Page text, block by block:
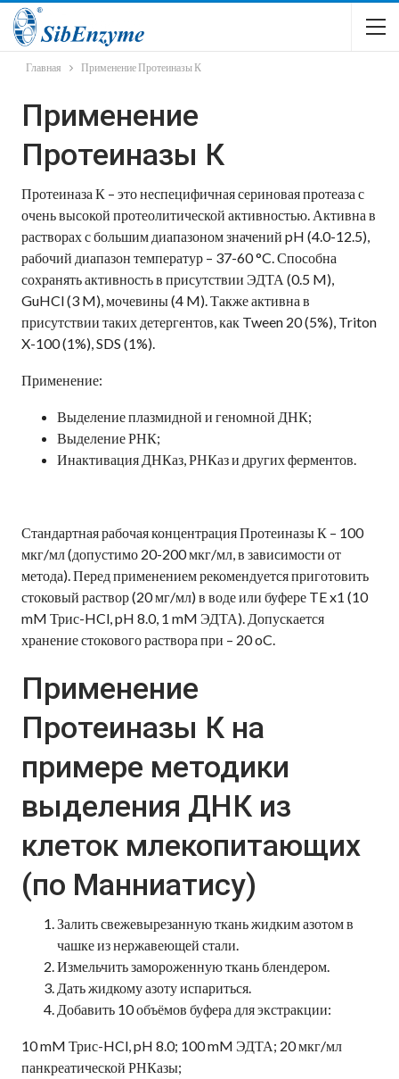
Главная Применение Протеиназы К
Применение
Протеиназы К
Протеиназа К – это неспецифичная сериновая протеаза с
очень высокой протеолитической активностью. Активна в
растворах с большим диапазоном значений pH (4.0-12.5),
рабочий диапазон температур – 37-60 °C. Способна
сохранять активность в присутствии ЭДТА (0.5 M),
GuHCl (3 M), мочевины (4 M). Также активна в
присутствии таких детергентов, как Tween 20 (5%), Triton
X-100 (1%), SDS (1%).
Применение:
Выделение плазмидной и геномной ДНК;
Выделение РНК;
Инактивация ДНКаз, РНКаз и других ферментов.
Стандартная рабочая концентрация Протеиназы К – 100
мкг/мл (допустимо 20-200 мкг/мл, в зависимости от
метода). Перед применением рекомендуется приготовить
стоковый раствор (20 мг/мл) в воде или буфере TE x1 (10
mM Трис-HCl, pH 8.0, 1 mM ЭДТА). Допускается
хранение стокового раствора при – 20 oC.
Применение
Протеиназы К на
примере методики
выделения ДНК из
клеток млекопитающих
(по Манниатису)
Залить свежевырезанную ткань жидким азотом в
чашке из нержавеющей стали.
Измельчить замороженную ткань блендером.
Дать жидкому азоту испариться.
Добавить 10 объёмов буфера для экстракции:
10 mM Трис-HCl, pH 8.0; 100 mM ЭДТА; 20 мкг/мл
панкреатической РНКазы;